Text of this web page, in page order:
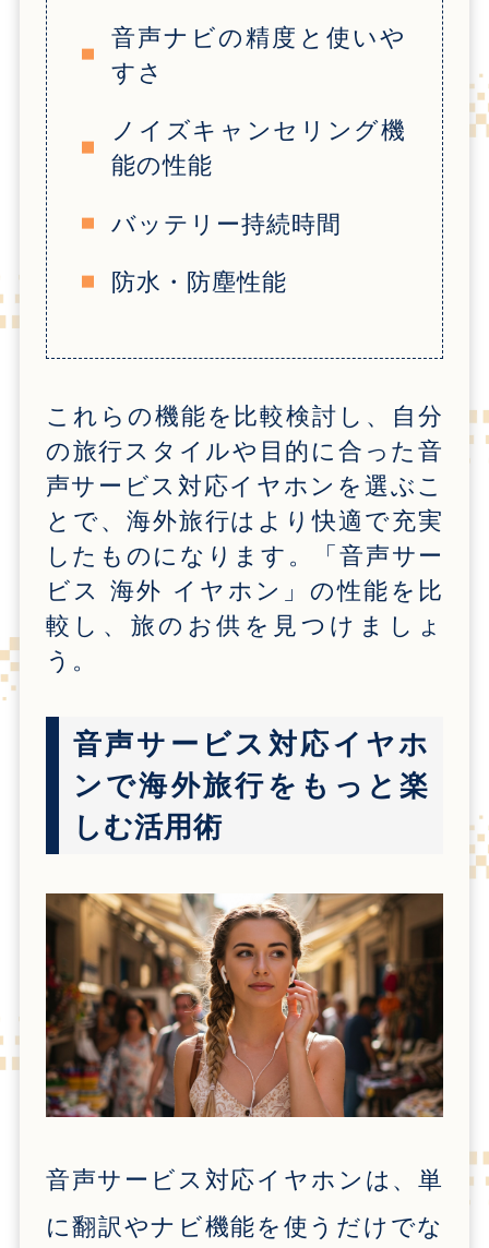
音声ナビの精度と使いや
すさ
ノイズキャンセリング機
能の性能
バッテリー持続時間
防水・防塵性能
これらの機能を比較検討し、自分
の旅行スタイルや目的に合った音
声サービス対応イヤホンを選ぶこ
とで、海外旅行はより快適で充実
したものになります。「音声サー
ビス 海外 イヤホン」の性能を比
較し、旅のお供を見つけましょ
う。
音声サービス対応イヤホ
ンで海外旅行をもっと楽
しむ活用術
音声サービス対応イヤホンは、単
に翻訳やナビ機能を使うだけでな